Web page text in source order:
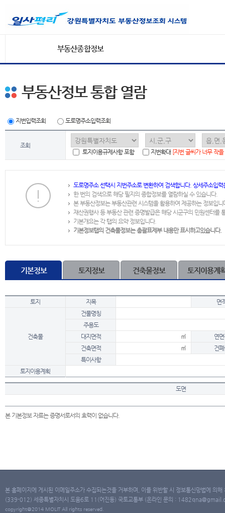
부동산종합정보
부동산정보 통합 열람
지번입력조회 도로명주소입력조회
조회
토지이용규제사항 포함
지번확대 [지번 글씨가 너무 작
도로명주소 선택시 지번주소로 변환하여 검색합니다. 상세주소입
한 번의 검색으로 해당 필지의 종합정보를 열람하실 수 있습니다.
본 부동산정보는 부동산관련 시스템을 활용하여 제공하는 정보입니
재산권행사 등 부동산 관련 증명발급은 해당 시군구의 민원센터를
기본개요는 각 탭의 요약 정보입니다.
기본정보탭의 건축물정보는 총괄표제부 내용만 표시하고있습니다.
기본정보 토지정보 건축물정보 토지이용계
토지 지목 면
건축물
건물명칭
주용도
대지면적
㎡
연
건축면적
㎡
건
특이사항
토지이용계획
도면
본 기본정보 자료는 증명서로서의 효력이 없습니다.
본 홈페이지에 게시된 이메일주소가 수집되는것을 거부하며, 이를 위반할 시 정보통신망법에 의
(339-012) 세종특별자치시 도움6로 11(어진동) 국토교통부 (온라인 문의 :
copyright@2014 MOLIT All rights reserved.